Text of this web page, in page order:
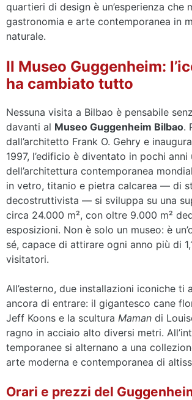
quartieri di design è un’esperienza che
gastronomia e arte contemporanea in
naturale.
Il Museo Guggenheim:
ha cambiato tutto
Nessuna visita a Bilbao è pensabile
davanti al Museo Guggenheim Bilbao.
dall’architetto Frank O. Gehry e
1997, l’edificio è diventato in pochi
dell’architettura contemporanea
in vetro, titanio e pietra calcarea — di
decostruttivista — si sviluppa su una
circa 24.000 m², con oltre 9.000 m²
esposizioni. Non è solo un museo: è
sé, capace di attirare ogni anno più di
visitatori.
All’esterno, due installazioni iconiche ti
ancora di entrare: il gigantesco cane
Jeff Koons e la scultura Maman di
ragno in acciaio alto diversi metri.
temporanee si alternano a una
arte moderna e contemporanea di
Orari e prezzi del